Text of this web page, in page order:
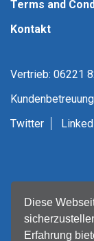
Diese
Erfahrung
Terms and
Kontakt
Vertrieb: 06221
Twitter